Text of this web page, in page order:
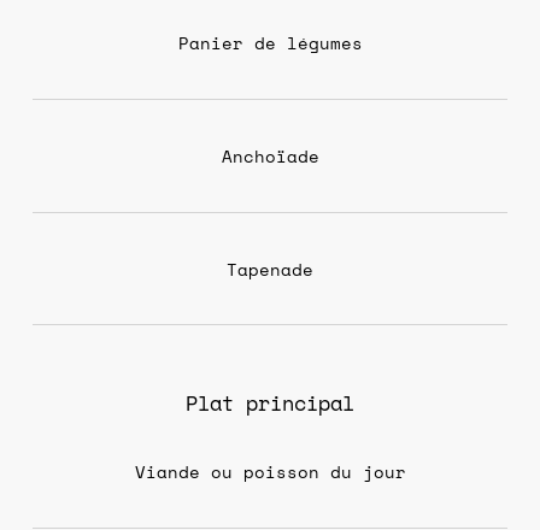
Panier de légumes
Anchoïade
Tapenade
Plat principal
Viande ou poisson du jour